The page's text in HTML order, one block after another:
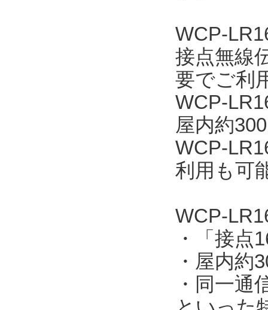
WCP-
接点無線
要でご利
WCP-
屋内約
WCP-
利用も可
WCP-
・「接点
・屋内約
・同一通